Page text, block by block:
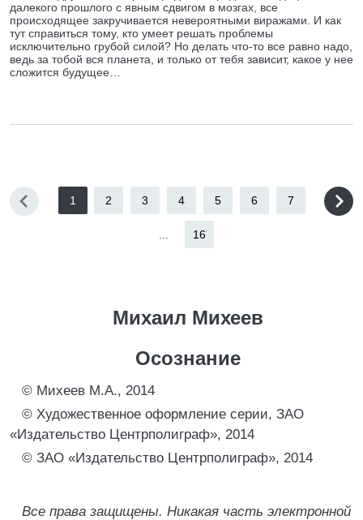
далекого прошлого с явным сдвигом в мозгах, все
происходящее закручивается невероятными виражами. И как
тут справиться тому, кто умеет решать проблемы
исключительно грубой силой? Но делать что-то все равно надо,
ведь за тобой вся планета, и только от тебя зависит, какое у нее
сложится будущее…
1 2 3 4 5 6 7
16
Михаил Михеев
Осознание
© Михеев М.А., 2014
© Художественное оформление серии, ЗАО
«Издательство Центрполиграф», 2014
© ЗАО «Издательство Центрполиграф», 2014
Все права защищены. Никакая часть электронной